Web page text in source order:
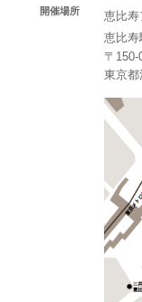
開催場所
恵比寿
恵比寿
〒150-
東京